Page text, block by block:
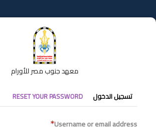
إلى
المحتوى
معهد جنوب مصر للأورام
التبويبات
الأساسية
تسجيل الدخول RESET YOUR PASSWORD
Username or email address